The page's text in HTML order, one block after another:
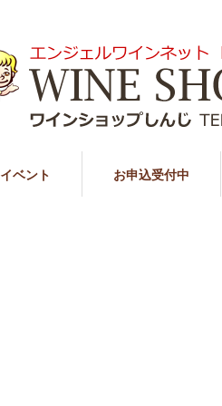
イベント お申込受付中